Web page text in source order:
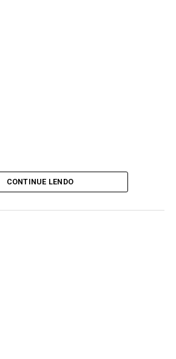
CONTINUE LENDO